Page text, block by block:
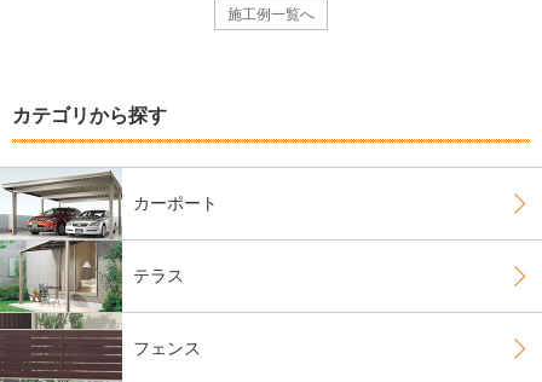
施工例一覧へ
カテゴリから探す
カーポート
テラス
フェンス